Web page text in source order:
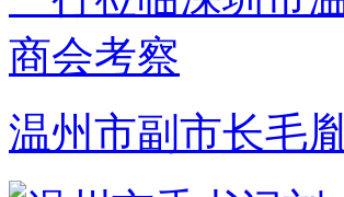
温州市副市长毛